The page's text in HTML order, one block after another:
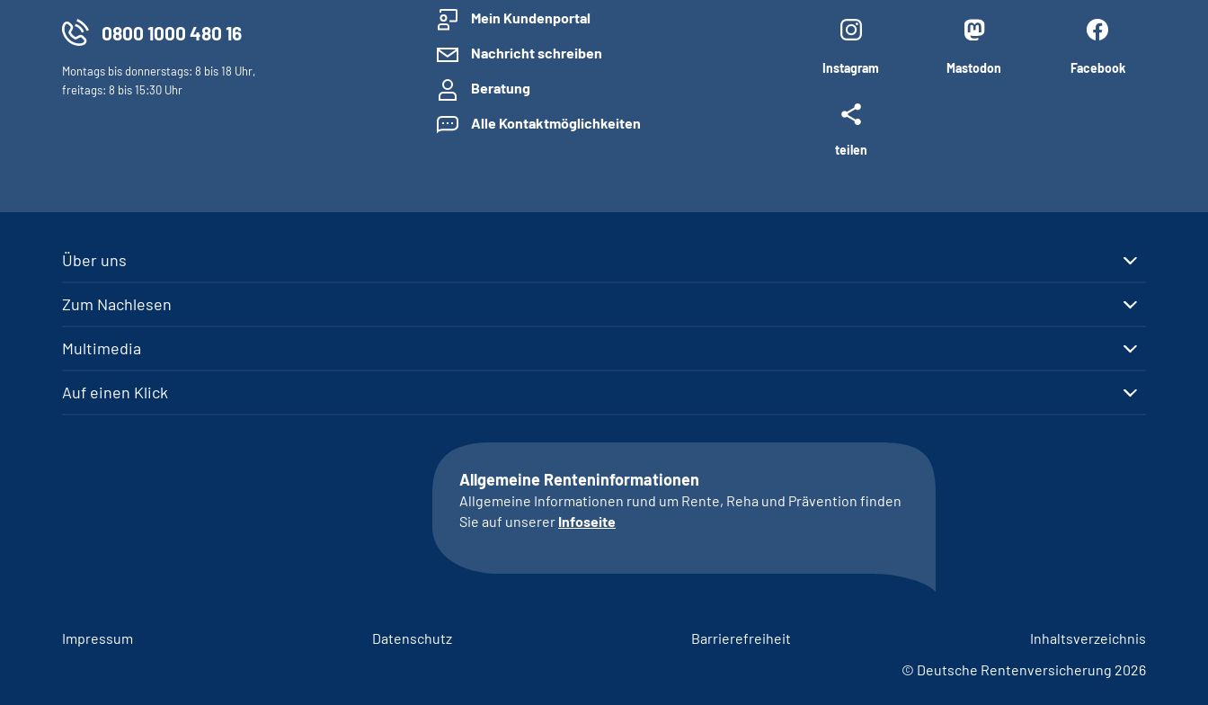
0800 1000 480 16
Montags bis donnerstags: 8 bis 18 Uhr,
freitags: 8 bis 15:30 Uhr
Mein Kundenportal
Nachricht schreiben
Beratung
Alle Kontaktmöglichkeiten
Instagram Mastodon Facebook
teilen
Über uns
Zum Nachlesen
Multimedia
Auf einen Klick
Allgemeine Renteninformationen
Allgemeine Informationen rund um Rente, Reha und Prävention finden
Sie auf unserer Infoseite
Impressum Datenschutz Barrierefreiheit
Inhaltsverzeichnis
© Deutsche Rentenversicherung 2026